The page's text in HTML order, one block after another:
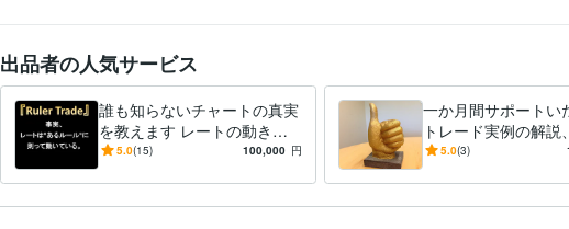
出品者の人気サービス
誰も知らないチャートの真実
を教えます レートの動きは
ルールによって支配されてい
5.0(15) 100,000 円
一か月間サポートい
トレード実例の解説
ド添削、ご質問にお
5.0(3)